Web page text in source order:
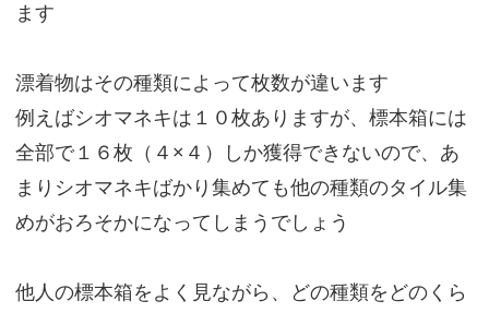
ます
漂着物はその種類によって枚数が違います
例えばシオマネキは１０枚ありますが、標本箱には
全部で１６枚（４×４）しか獲得できないので、あ
まりシオマネキばかり集めても他の種類のタイル集
めがおろそかになってしまうでしょう
他人の標本箱をよく見ながら、どの種類をどのくら